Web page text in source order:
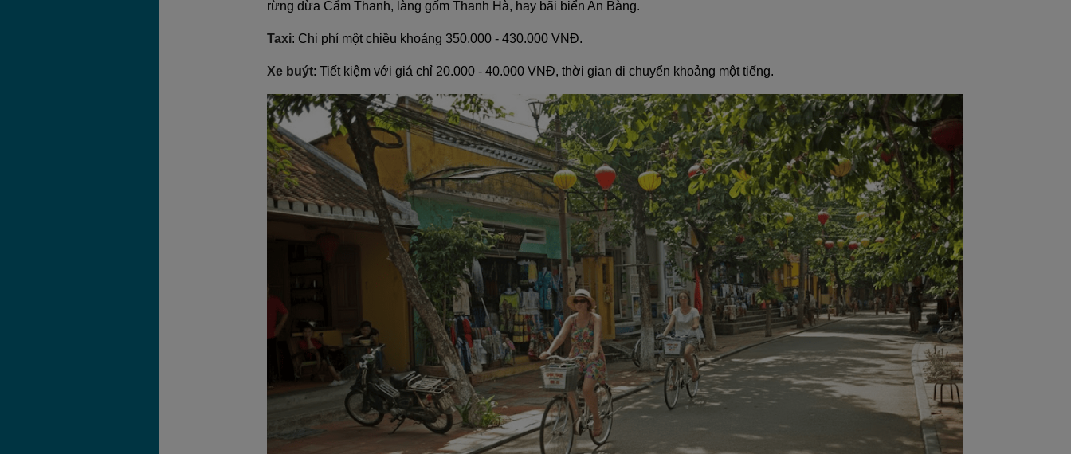
rừng dừa Cẩm Thanh, làng gốm Thanh Hà, hay bãi biển An Bàng.
Taxi: Chi phí một chiều khoảng 350.000 - 430.000 VNĐ.
Xe buýt: Tiết kiệm với giá chỉ 20.000 - 40.000 VNĐ, thời gian di chuyển khoảng một tiếng.